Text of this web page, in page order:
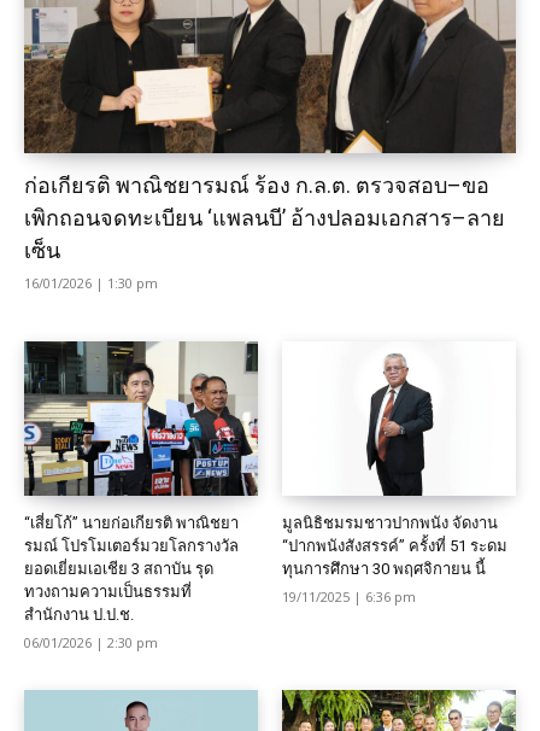
ก่อเกียรติ พาณิชยารมณ์ ร้อง ก.ล.ต. ตรวจสอบ–ขอ
เพิกถอนจดทะเบียน ‘แพลนบี’ อ้างปลอมเอกสาร–ลาย
เซ็น
16/01/2026 | 1:30 pm
“เสี่ยโก้” นายก่อเกียรติ พาณิชยา
รมณ์ โปรโมเตอร์มวยโลกรางวัล
ยอดเยี่ยมเอเชีย 3 สถาบัน รุด
ทวงถามความเป็นธรรมที่
สำนักงาน ป.ป.ช.
06/01/2026 | 2:30 pm
มูลนิธิชมรมชาวปากพนัง จัดงาน
“ปากพนังสังสรรค์” ครั้งที่ 51 ระดม
ทุนการศึกษา 30 พฤศจิกายน นี้
19/11/2025 | 6:36 pm